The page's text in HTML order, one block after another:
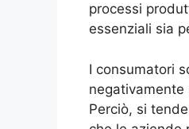
processi
essenziali sia
I consumatori
Perciò, si